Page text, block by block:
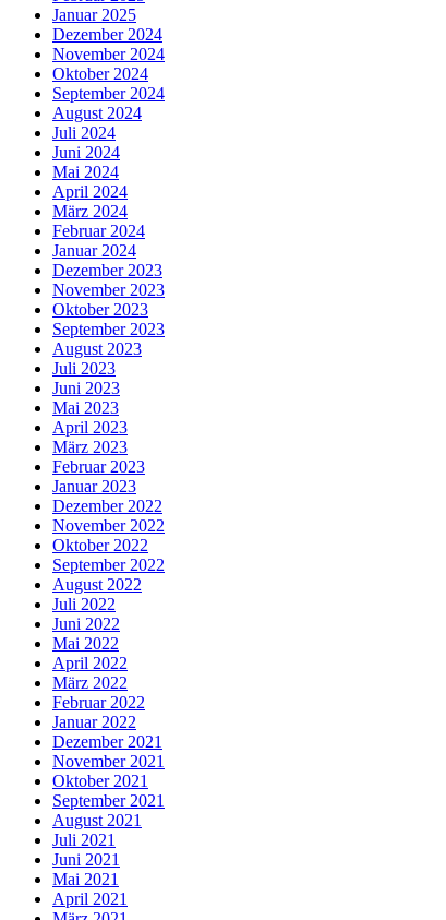
Januar 2025
Dezember 2024
November 2024
Oktober 2024
September 2024
August 2024
Juli 2024
Juni 2024
Mai 2024
April 2024
März 2024
Februar 2024
Januar 2024
Dezember 2023
November 2023
Oktober 2023
September 2023
August 2023
Juli 2023
Juni 2023
Mai 2023
April 2023
März 2023
Februar 2023
Januar 2023
Dezember 2022
November 2022
Oktober 2022
September 2022
August 2022
Juli 2022
Juni 2022
Mai 2022
April 2022
März 2022
Februar 2022
Januar 2022
Dezember 2021
November 2021
Oktober 2021
September 2021
August 2021
Juli 2021
Juni 2021
Mai 2021
April 2021